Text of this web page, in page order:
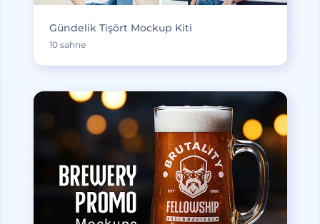
Gündelik Tişört Mockup Kiti
10 sahne